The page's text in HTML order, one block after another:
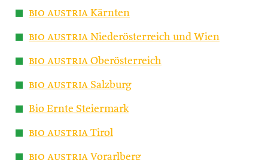
bio austria Kärnten
bio austria Niederösterreich und Wien
bio austria Oberösterreich
bio austria Salzburg
Bio Ernte Steiermark
bio austria Tirol
bio austria Vorarlberg